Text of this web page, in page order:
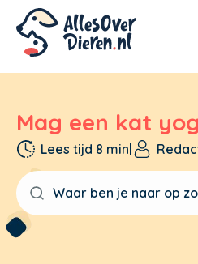
Mag een kat
Lees tijd 8 min|